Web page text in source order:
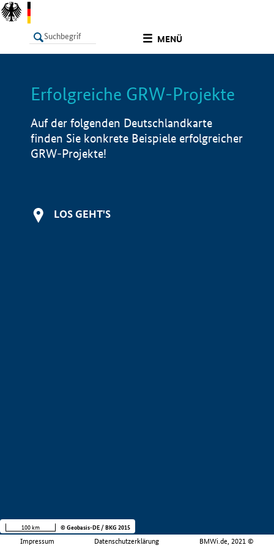
MENÜ
LISTE Info
Erfolgreiche GRW-Projekte
Auf der folgenden Deutschlandkarte
finden Sie konkrete Beispiele erfolgreicher
GRW-Projekte!
LOS GEHT'S
Impressum Datenschutzerklärung BMWi.de, 2021 ©
100 km © Geobasis-DE / BKG 2015